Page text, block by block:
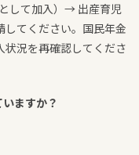
して加入）→ 出産育児
てください。国民年金
況を再確認してくださ
ますか？